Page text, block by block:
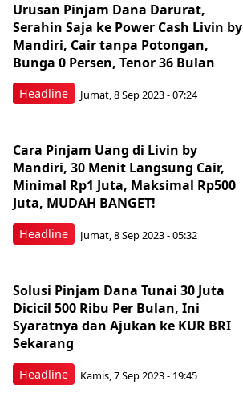
Headline
Urusan Pinjam Dana Darurat,
Serahin Saja ke Power Cash Livin by
Mandiri, Cair tanpa Potongan,
Bunga 0 Persen, Tenor 36 Bulan
Jumat, 8 Sep 2023 - 07:24
Headline
Cara Pinjam Uang di Livin by
Mandiri, 30 Menit Langsung Cair,
Minimal Rp1 Juta, Maksimal Rp500
Juta, MUDAH BANGET!
Jumat, 8 Sep 2023 - 05:32
Headline
Solusi Pinjam Dana Tunai 30 Juta
Dicicil 500 Ribu Per Bulan, Ini
Syaratnya dan Ajukan ke KUR BRI
Sekarang
Kamis, 7 Sep 2023 - 19:45